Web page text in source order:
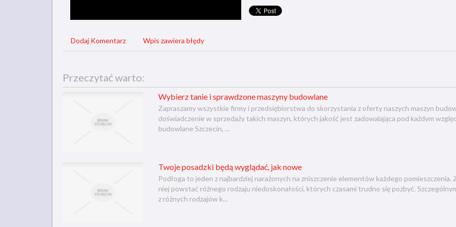
Dodaj Komentarz Wpis zawiera błędy
Przeczytać warto:
Wybierz tanie i sprawdzone maszyny budowlane
Zapraszamy wszystkie firmy i przedsiębiorstwa do skorzystania z oferty naszych maszyn
doświadczenie w sprzedaży takich maszyn, których jakość jest zadowalająca pod każdym
budowlane Szczecin, ...
Twoje posadzki będą wyglądać, jak nowe
Podłoga to jeden z najbardziej narażonych na zniszczenie elementów każdego
niej powstać różnego rodzaju niedoskonałości, których czasami trudno się pozbyć.
z różnych rodzajów k...